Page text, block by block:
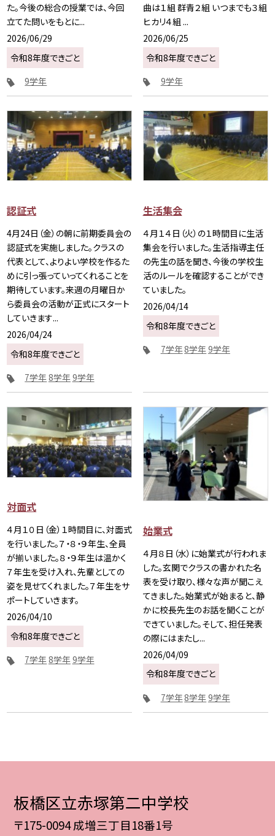
た。今後の総合の授業では、今回
立てた問いをもとに...
2026/06/29
令和8年度できごと
9学年
曲は１組 群青２組 いつまでも３組
ヒカリ４組 ...
2026/06/25
令和8年度できごと
9学年
認証式
4月24日（金）の朝に前期委員会の
認証式を実施しました。クラスの
代表として、よりよい学校を作るた
めに引っ張っていってくれることを
期待しています。来週の月曜日か
ら委員会の活動が正式にスタート
していきます...
2026/04/24
令和8年度できごと
7学年8学年9学年
生活集会
４月１４日（火）の１時間目に生活
集会を行いました。生活指導主任
の先生の話を聞き、今後の学校生
活のルールを確認することができ
ていました。
2026/04/14
令和8年度できごと
7学年8学年9学年
対面式
４月１０日（金）１時間目に、対面式
を行いました。７・８・９年生、全員
が揃いました。８・９年生は温かく
７年生を受け入れ、先輩としての
姿を見せてくれました。７年生をサ
ポートしていきます。
2026/04/10
令和8年度できごと
7学年8学年9学年
始業式
４月８日（水）に始業式が行われま
した。玄関でクラスの書かれた名
表を受け取り、様々な声が聞こえ
てきました。始業式が始まると、静
かに校長先生のお話を聞くことが
できていました。そして、担任発表
の際にはまたし...
2026/04/09
令和8年度できごと
7学年8学年9学年
板橋区立赤塚第二中学校
〒175-0094 成増三丁目18番1号